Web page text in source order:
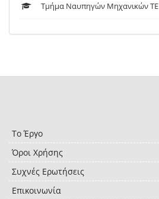
Τμήμα Ναυπηγών Μηχανικών ΤΕ
Το Έργο
Όροι Χρήσης
Συχνές Ερωτήσεις
Επικοινωνία